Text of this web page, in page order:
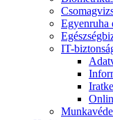
Egyenruha
IT-